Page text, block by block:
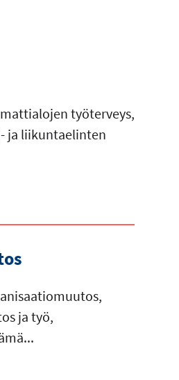
työterveys,
ja liikuntaelinten
ja työ,